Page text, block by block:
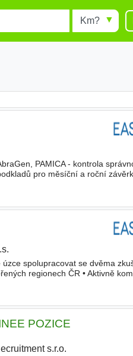
Radius
PAMICA - kontrola
pro měsíční a roční
spolupracovat se dvěma
regionech ČR • Aktivně
POZICE
s.r.o.